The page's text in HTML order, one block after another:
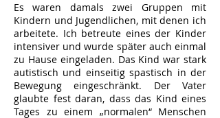
Es waren damals zwei Gruppen mit
Kindern und Jugendlichen, mit denen ich
arbeitete. Ich betreute eines der Kinder
intensiver und wurde später auch einmal
zu Hause eingeladen. Das Kind war stark
autistisch und einseitig spastisch in der
Bewegung eingeschränkt. Der Vater
glaubte fest daran, dass das Kind eines
Tages zu einem „normalen“ Menschen